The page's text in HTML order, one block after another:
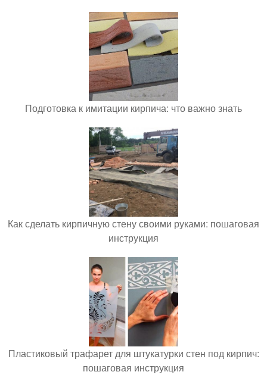
Подготовка к имитации кирпича: что важно знать
Как сделать кирпичную стену своими руками: пошаговая
инструкция
Пластиковый трафарет для штукатурки стен под кирпич:
пошаговая инструкция